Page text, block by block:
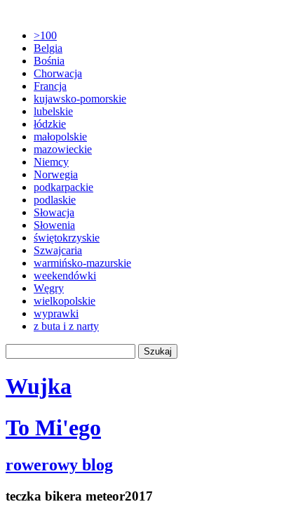
>100
Belgia
Bośnia
Chorwacja
Francja
kujawsko-pomorskie
lubelskie
łódzkie
małopolskie
mazowieckie
Niemcy
Norwegia
podkarpackie
podlaskie
Słowacja
Słowenia
świętokrzyskie
Szwajcaria
warmińsko-mazurskie
weekendówki
Węgry
wielkopolskie
wyprawki
z buta i z narty
Wujka
To Mi'ego
rowerowy blog
teczka bikera meteor2017